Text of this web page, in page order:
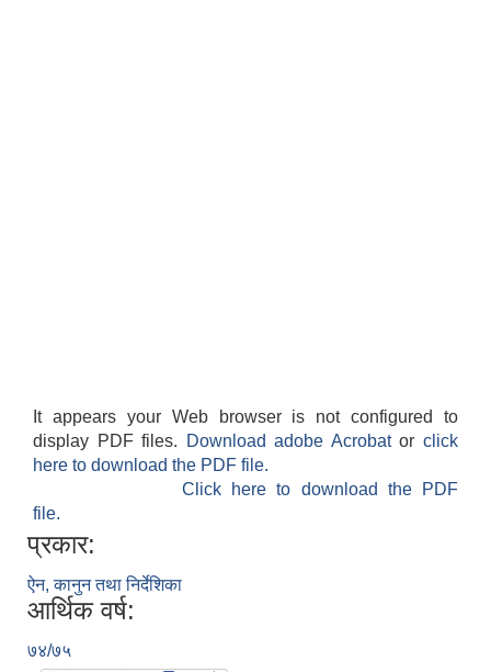
It appears your Web browser is not configured to
display PDF files.
Download adobe Acrobatorclick
here to download the PDF file.
Click here to download the PDF
file.
प्रकार:
ऐन, कानुन तथा निर्देशिका
आर्थिक वर्ष:
७४/७५